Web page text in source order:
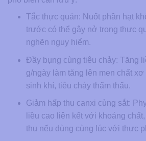
Tắc thực quản: Nuốt phần hạt
trước có thể gây nở trong thực
nghẽn nguy hiểm.
Đầy bụng cùng tiêu chảy: Tăng
g/ngày làm tăng lên men chất
sinh khí, tiêu chảy thẩm thấu.
Giảm hấp thu canxi cùng sắt:
liều cao liên kết với khoáng
thu nếu dùng cùng lúc với thực